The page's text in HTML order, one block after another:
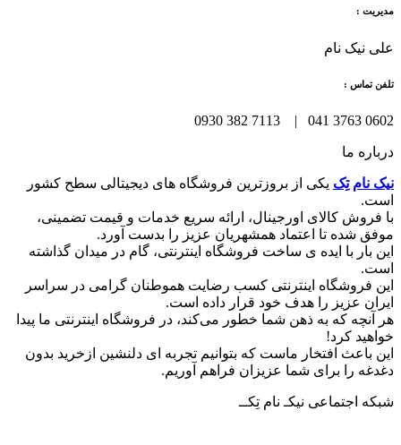
مدیریت :
علی نیک نام
تلفن تماس :
0602 3763 041 | 7113 382 0930
درباره ما
نیک نام تِک یکی از بروزترین فروشگاه های دیجیتالی سطح کشور
است.
با فروش کالای اورجینال، ارائه سریع خدمات و قیمت تضمینی،
موفق شده تا اعتماد همشهریان عزیز را بدست آورد.
این بار با ایده ی ساخت فروشگاه اینترنتی، گام در میدان گذاشته
است.
این فروشگاه اینترنتی کسب رضایت هموطنان گرامی در سراسر
ایران عزیز را هدف خود قرار داده است.
هر آنچه که به ذهن شما خطور می‌کند، در فروشگاه اینترنتی ما پیدا
خواهید کرد!
این باعث افتخار ماست که بتوانیم تجربه ای دلنشین ازخرید بدون
دغدغه را برای شما عزیزان فراهم آوریم.
شبکه‌ اجتماعی نیکـ نام تِکــ